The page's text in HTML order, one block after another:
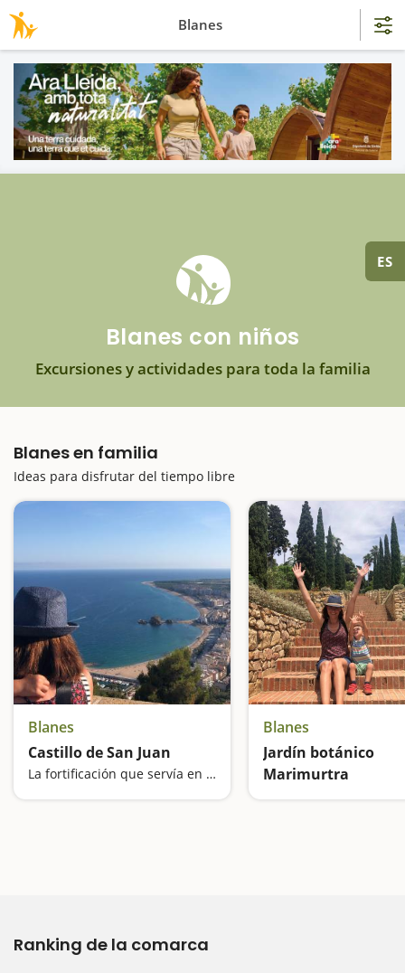
ES
Blanes con niños
Excursiones y actividades para toda la familia
Blanes en familia
Ideas para disfrutar del tiempo libre
Blanes
Castillo de San Juan
La fortificación que servía en Blanes para vigilar las incursiones de los piratas
Blanes
Jardín botánico
Marimurtra
Ranking de la comarca
Blanes